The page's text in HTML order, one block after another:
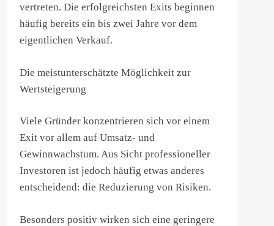
vertreten. Die erfolgreichsten Exits beginnen
häufig bereits ein bis zwei Jahre vor dem
eigentlichen Verkauf.
Die meistunterschätzte Möglichkeit zur
Wertsteigerung
Viele Gründer konzentrieren sich vor einem
Exit vor allem auf Umsatz- und
Gewinnwachstum. Aus Sicht professioneller
Investoren ist jedoch häufig etwas anderes
entscheidend: die Reduzierung von Risiken.
Besonders positiv wirken sich eine geringere